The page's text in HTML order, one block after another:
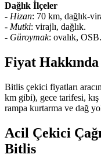
Dağlık İlçeler
- Hizan: 70 km, dağlık-
- Mutki: virajlı, dağlık.
- Güroymak: ovalık, OSB.
Fiyat Hakkında
Bitlis çekici fiyatları
km gibi), gece tarifesi,
rampa kurtarma ve dağ
Acil Çekici
Bitlis